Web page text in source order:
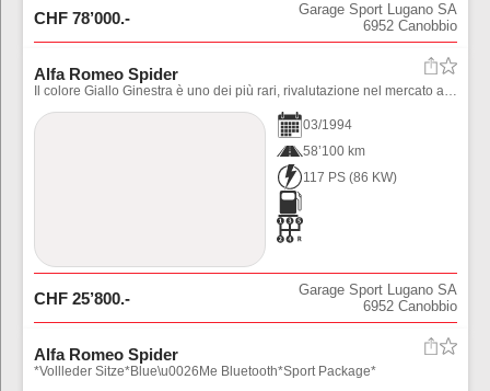
CHF 78’000.-
Garage Sport Lugano SA
6952 Canobbio
Alfa Romeo Spider
Il colore Giallo Ginestra è uno dei più rari, rivalutazione nel mercato assicurata.
03/1994
58’100 km
117 PS (86 KW)
CHF 25’800.-
Garage Sport Lugano SA
6952 Canobbio
Alfa Romeo Spider
*Vollleder Sitze*Blue\u0026Me Bluetooth*Sport Package*